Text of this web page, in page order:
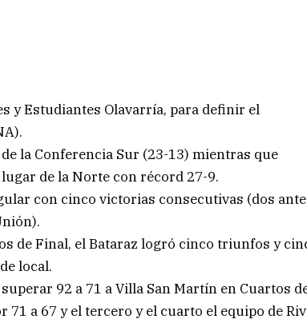
y Estudiantes Olavarría, para definir el
la Conferencia Sur (23-13) mientras que
de la Norte con récord 27-9.
con cinco victorias consecutivas (dos ante
de Final, el Bataraz logró cinco triunfos y
local.
92 a 71 a Villa San Martín en Cuartos
a 67 y el tercero y el cuarto el equipo de